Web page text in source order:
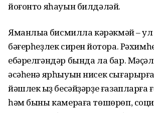
йоғонто яһауын билдәләй.
Яманлыҡҡа бисмилла кәрәкмәй –
бәғерһеҙлек сирен йоҡтора.
ебәрелгәндәр бында ла бар.
әсәһенә ярһыуын нисек
йәшлек ҡыҙ бесәйҙәрҙе ғазапларға
һәм быны камераға төшөрөп,